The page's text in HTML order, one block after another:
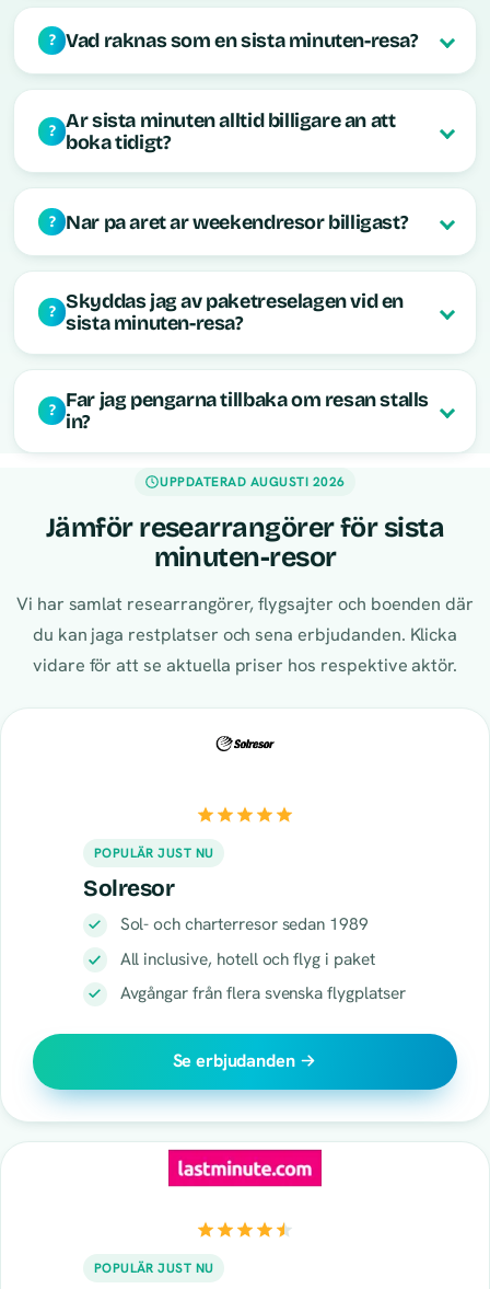
Vad raknas som en sista minuten-resa?
Ar sista minuten alltid billigare an att
boka tidigt?
Nar pa aret ar weekendresor billigast?
Skyddas jag av paketreselagen vid en
sista minuten-resa?
Far jag pengarna tillbaka om resan stalls
in?
UPPDATERAD AUGUSTI 2026
Jämför researrangörer för sista
minuten-resor
Vi har samlat researrangörer, flygsajter och boenden där
du kan jaga restplatser och sena erbjudanden. Klicka
vidare för att se aktuella priser hos respektive aktör.
POPULÄR JUST NU
Solresor
Sol- och charterresor sedan 1989
All inclusive, hotell och flyg i paket
Avgångar från flera svenska flygplatser
Se erbjudanden
POPULÄR JUST NU